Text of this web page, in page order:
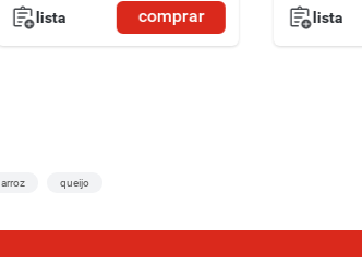
lista comprar lista
arroz queijo